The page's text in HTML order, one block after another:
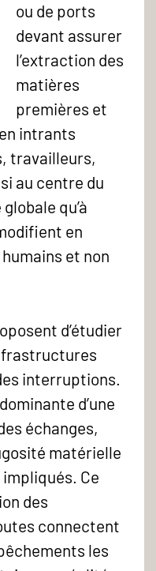
ou de ports
devant assurer
l’extraction des
matières
premières et
intrants
travailleurs,
au centre du
qu’à
en
et non
d’étudier
interruptions.
d’une
échanges,
matérielle
Ce
des
connectent
les